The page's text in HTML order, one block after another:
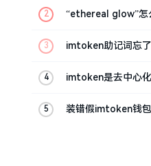
“ethereal glow”怎
imtoken助记词忘
imtoken是去中心
装错假imtoken钱